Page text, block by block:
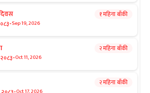
-Sep 19, 2026
१ महिना बाँकी
-Oct 11, 2026
२ महिना बाँकी
२ महिना बाँकी